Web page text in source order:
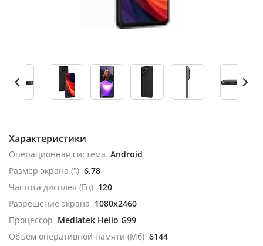
Характеристики
Операционная система Android
Размер экрана (") 6.78
Частота дисплея (Гц) 120
Разрешение экрана 1080x2460
Процессор Mediatek Helio G99
Объем оперативной памяти (Мб) 6144